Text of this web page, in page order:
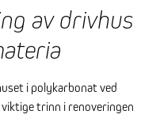
av drivhus
i polykarbonat ved
trinn i renoveringen